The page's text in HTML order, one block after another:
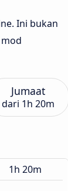
Ini bukan
Jumaat
dari 1h 20m
1h 20m